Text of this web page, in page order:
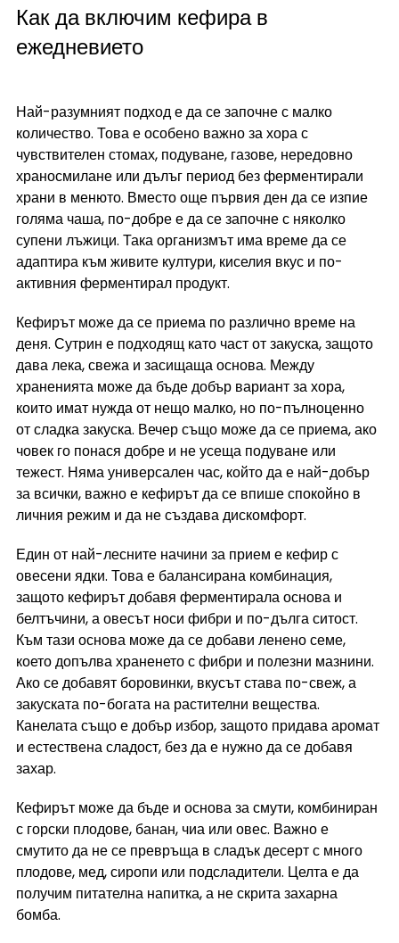
Как да включим кефира в
ежедневието
Най-разумният подход е да се започне с малко
количество. Това е особено важно за хора с
чувствителен стомах, подуване, газове, нередовно
храносмилане или дълъг период без ферментирали
храни в менюто. Вместо още първия ден да се изпие
голяма чаша, по-добре е да се започне с няколко
супени лъжици. Така организмът има време да се
адаптира към живите култури, киселия вкус и по-
активния ферментирал продукт.
Кефирът може да се приема по различно време на
деня. Сутрин е подходящ като част от закуска, защото
дава лека, свежа и засищаща основа. Между
храненията може да бъде добър вариант за хора,
които имат нужда от нещо малко, но по-пълноценно
от сладка закуска. Вечер също може да се приема, ако
човек го понася добре и не усеща подуване или
тежест. Няма универсален час, който да е най-добър
за всички, важно е кефирът да се впише спокойно в
личния режим и да не създава дискомфорт.
Един от най-лесните начини за прием е кефир с
овесени ядки. Това е балансирана комбинация,
защото кефирът добавя ферментирала основа и
белтъчини, а овесът носи фибри и по-дълга ситост.
Към тази основа може да се добави ленено семе,
което допълва храненето с фибри и полезни мазнини.
Ако се добавят боровинки, вкусът става по-свеж, а
закуската по-богата на растителни вещества.
Канелата също е добър избор, защото придава аромат
и естествена сладост, без да е нужно да се добавя
захар.
Кефирът може да бъде и основа за смути, комбиниран
с горски плодове, банан, чиа или овес. Важно е
смутито да не се превръща в сладък десерт с много
плодове, мед, сиропи или подсладители. Целта е да
получим питателна напитка, а не скрита захарна
бомба.